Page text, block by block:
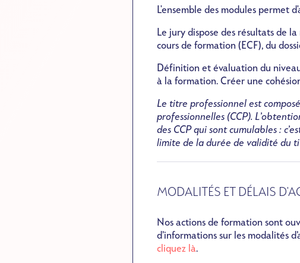
L'ensemble des modules permet
Le jury dispose des résultats de
cours de formation (ECF), du
Définition et évaluation du
à la formation. Créer une
Le titre professionnel est
professionnelles (CCP).
des CCP qui sont cumulables :
limite de la durée de validité du
MODALITÉS ET DÉLAIS
Nos actions de formation sont
d’informations sur les modalités
cliquez là.